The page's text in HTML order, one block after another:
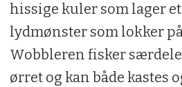
hissige kuler som lager
lydmønster som lokker
Wobbleren fisker
ørret og kan både kastes